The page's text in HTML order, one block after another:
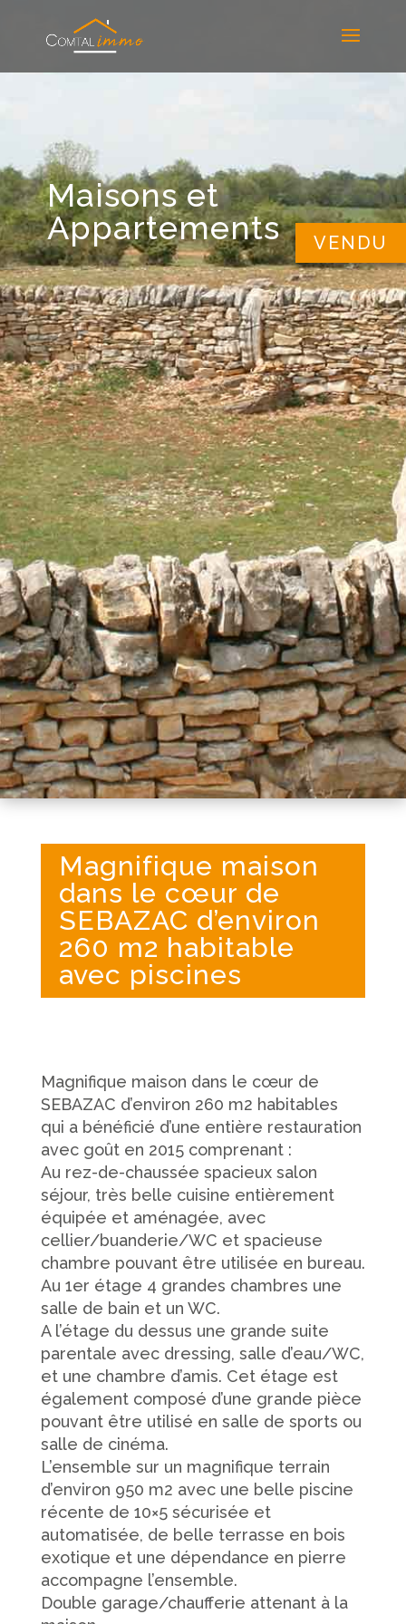
Maisons et
Appartements
Magnifique maison
dans le cœur de
SEBAZAC d’environ
260 m2 habitable
avec piscines
Magnifique maison dans le cœur de
SEBAZAC d’environ 260 m2 habitables
qui a bénéficié d’une entière restauration
avec goût en 2015 comprenant :
Au rez-de-chaussée spacieux salon
séjour, très belle cuisine entièrement
équipée et aménagée, avec
cellier/buanderie/WC et spacieuse
chambre pouvant être utilisée en bureau.
Au 1er étage 4 grandes chambres une
salle de bain et un WC.
A l’étage du dessus une grande suite
parentale avec dressing, salle d’eau/WC,
et une chambre d’amis. Cet étage est
également composé d’une grande pièce
pouvant être utilisé en salle de sports ou
salle de cinéma.
L’ensemble sur un magnifique terrain
d’environ 950 m2 avec une belle piscine
récente de 10×5 sécurisée et
automatisée, de belle terrasse en bois
exotique et une dépendance en pierre
accompagne l’ensemble.
Double garage/chaufferie attenant à la